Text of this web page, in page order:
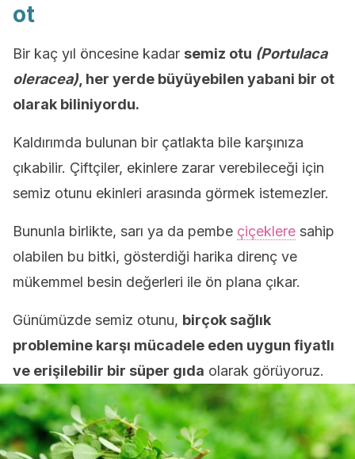
ot
Bir kaç yıl öncesine kadar semiz otu (Portulaca
oleracea) , her yerde büyüyebilen yabani bir ot
olarak biliniyordu.
Kaldırımda bulunan bir çatlakta bile karşınıza
çıkabilir. Çiftçiler, ekinlere zarar verebileceği için
semiz otunu ekinleri arasında görmek istemezler.
Bununla birlikte, sarı ya da pembe çiçeklere sahip
olabilen bu bitki, gösterdiği harika direnç ve
mükemmel besin değerleri ile ön plana çıkar.
Günümüzde semiz otunu, birçok sağlık
problemine karşı mücadele eden uygun fiyatlı
ve erişilebilir bir süper gıda olarak görüyoruz.